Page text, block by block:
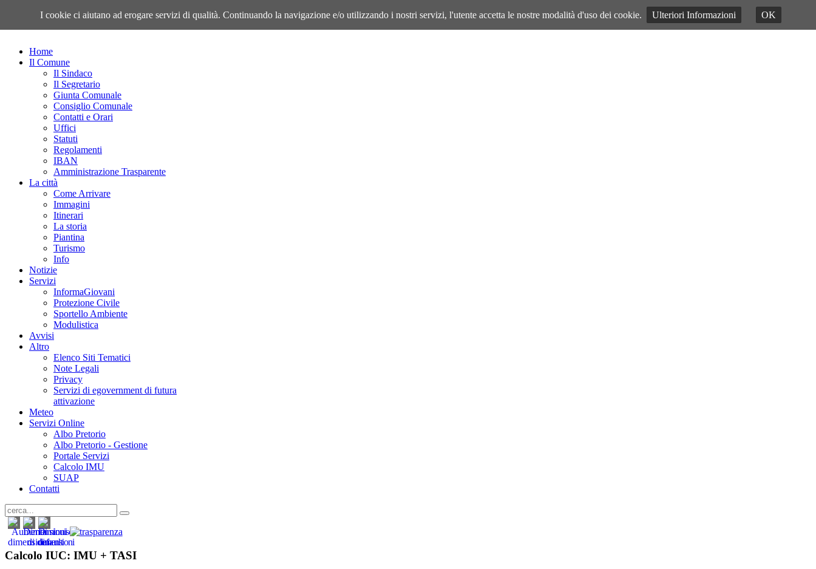
Giovedì, 06 Agosto 2026
Home
Il Comune
Il Sindaco
Il Segretario
Giunta Comunale
Consiglio Comunale
Contatti e Orari
Uffici
Statuti
Regolamenti
IBAN
Amministrazione Trasparente
La città
Come Arrivare
Immagini
Itinerari
La storia
Piantina
Turismo
Info
Notizie
Servizi
InformaGiovani
Protezione Civile
Sportello Ambiente
Modulistica
Avvisi
Altro
Elenco Siti Tematici
Note Legali
Privacy
Servizi di egovernment di futura
attivazione
Meteo
Servizi Online
Albo Pretorio
Albo Pretorio - Gestione
Portale Servizi
Calcolo IMU
SUAP
Contatti
Calcolo IUC: IMU + TASI
I cookie ci aiutano ad erogare servizi di qualità. Continuando la navigazione e/o utilizzando i nostri servizi, l'utente accetta le nostre modalità d'uso dei cookie. Ulteriori Informazioni OK